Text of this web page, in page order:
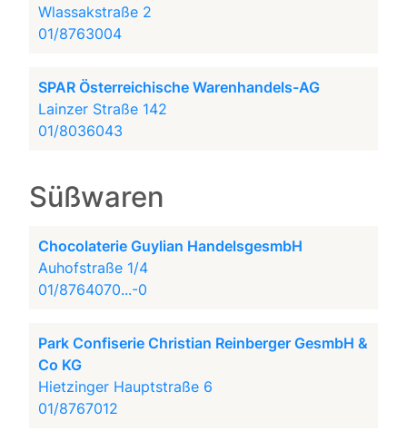
Wlassakstraße 2
01/8763004
SPAR Österreichische Warenhandels-AG
Lainzer Straße 142
01/8036043
Süßwaren
Chocolaterie Guylian HandelsgesmbH
Auhofstraße 1/4
01/8764070...-0
Park Confiserie Christian Reinberger GesmbH &
Co KG
Hietzinger Hauptstraße 6
01/8767012